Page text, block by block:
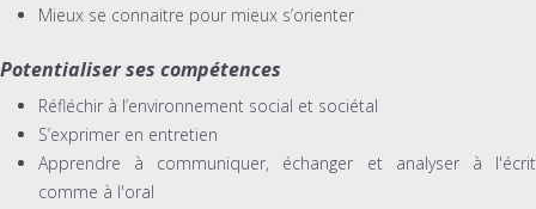
Mieux se connaitre pour mieux s’orienter
Potentialiser ses compétences
Réfléchir à l’environnement social et sociétal
S’exprimer en entretien
Apprendre à communiquer, échanger et analyser à l'écrit
comme à l'oral